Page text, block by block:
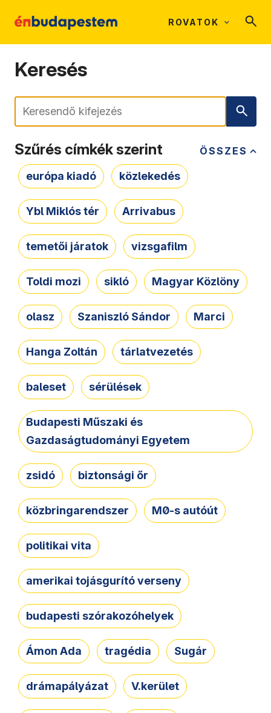
ROVATOK
Keresés
Keresés
ÖSSZES
Szűrés címkék szerint
európa kiadó közlekedés
Ybl Miklós tér Arrivabus
temetői járatok vizsgafilm
Toldi mozi sikló Magyar Közlöny
olasz Szaniszló Sándor Marci
Hanga Zoltán tárlatvezetés
baleset sérülések
Budapesti Műszaki és
Gazdaságtudományi Egyetem
zsidó biztonsági őr
közbringarendszer M0-s autóút
politikai vita
amerikai tojásgurító verseny
budapesti szórakozóhelyek
Ámon Ada tragédia Sugár
drámapályázat V.kerület